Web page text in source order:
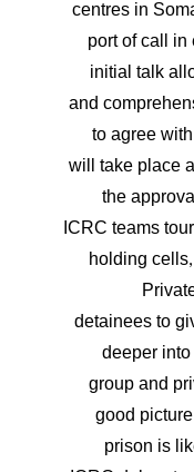
centres in
port of call in
initial talk
and
to agree
will take place
the
ICRC teams
holding
detainees to
deeper
group and
good
prison is